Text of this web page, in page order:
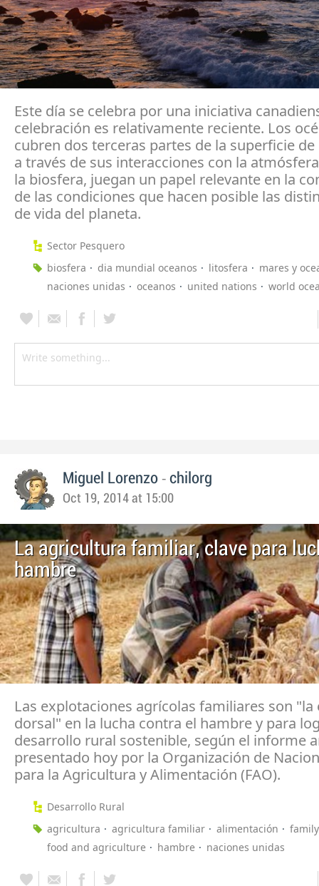
Este día se celebra por una iniciativa
celebración es relativamente reciente. Los
cubren dos terceras partes de la superficie de
a través de sus interacciones con la
la biosfera, juegan un papel relevante en la
de las condiciones que hacen posible las
de vida del planeta.
Sector Pesquero
biosfera
dia mundial oceanos litosfera
mares y
naciones unidas
oceanos united nations world
Miguel Lorenzo - chilorg
Oct 19, 2014 at 15:00
La agricultura familiar, clave para
hambre
Las explotaciones agrícolas familiares son "la
dorsal" en la lucha contra el hambre y para
desarrollo rural sostenible, según el informe
presentado hoy por la Organización de
para la Agricultura y Alimentación (FAO).
Desarrollo Rural
agricultura
agricultura familiar alimentación
food and agriculture
hambre naciones unidas